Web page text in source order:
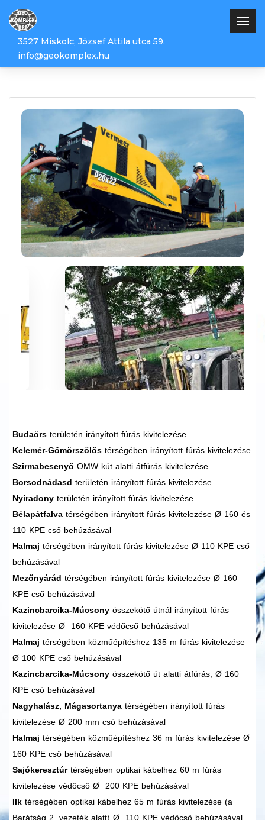
3527 Miskolc, József Attila utca 59.
info@geokomplex.hu
Budaörs területén irányított fúrás kivitelezése
Kelemér-Gömörszőlős térségében irányított fúrás kivitelezése
Szirmabesenyő OMW kút alatti átfúrás kivitelezése
Borsodnádasd területén irányított fúrás kivitelezése
Nyíradony területén irányított fúrás kivitelezése
Bélapátfalva térségében irányított fúrás kivitelezése Ø 160 és
110 KPE cső behúzásával
Halmaj térségében irányított fúrás kivitelezése Ø 110 KPE cső
behúzásával
Mezőnyárád térségében irányított fúrás kivitelezése Ø 160
KPE cső behúzásával
Kazincbarcika-Múcsony összekötő útnál irányított fúrás
kivitelezése Ø 160 KPE védőcső behúzásával
Halmaj térségében közműépítéshez 135 m fúrás kivitelezése
Ø 100 KPE cső behúzásával
Kazincbarcika-Múcsony összekötő út alatti átfúrás, Ø 160
KPE cső behúzásával
Nagyhalász, Mágasortanya térségében irányított fúrás
kivitelezése Ø 200 mm cső behúzásával
Halmaj térségében közműépítéshez 36 m fúrás kivitelezése Ø
160 KPE cső behúzásával
Sajókeresztúr térségében optikai kábelhez 60 m fúrás
kivitelezése védőcső Ø 200 KPE behúzásával
Ilk térségében optikai kábelhez 65 m fúrás kivitelezése (a
Barátság 2. vezeték alatt) Ø 110 KPE védőcső behúzásával